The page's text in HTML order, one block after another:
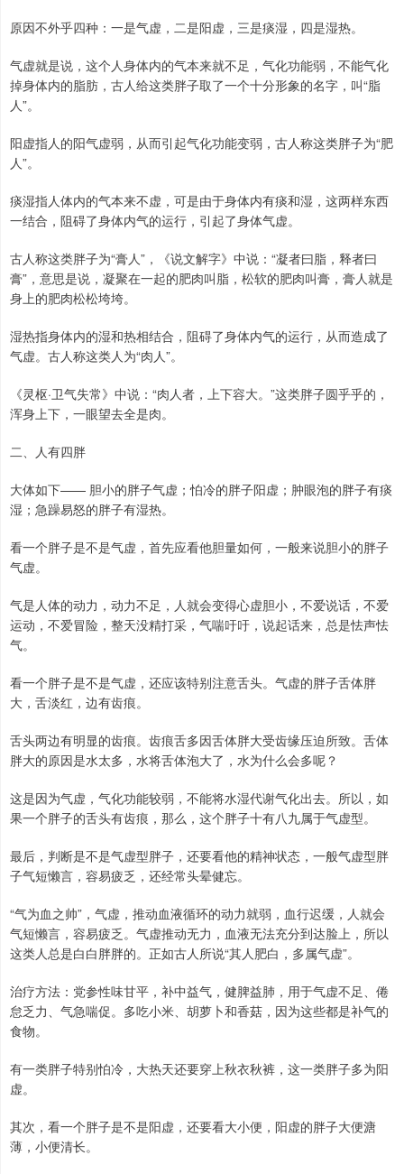
原因不外乎四种：一是气虚，二是阳虚，三是痰湿，四是湿热。
气虚就是说，这个人身体内的气本来就不足，气化功能弱，不能气化
掉身体内的脂肪，古人给这类胖子取了一个十分形象的名字，叫“脂
人”。
阳虚指人的阳气虚弱，从而引起气化功能变弱，古人称这类胖子为“肥
人”。
痰湿指人体内的气本来不虚，可是由于身体内有痰和湿，这两样东西
一结合，阻碍了身体内气的运行，引起了身体气虚。
古人称这类胖子为“膏人”，《说文解字》中说：“凝者曰脂，释者曰
膏”，意思是说，凝聚在一起的肥肉叫脂，松软的肥肉叫膏，膏人就是
身上的肥肉松松垮垮。
湿热指身体内的湿和热相结合，阻碍了身体内气的运行，从而造成了
气虚。古人称这类人为“肉人”。
《灵枢·卫气失常》中说：“肉人者，上下容大。”这类胖子圆乎乎的，
浑身上下，一眼望去全是肉。
二、人有四胖
大体如下—— 胆小的胖子气虚；怕冷的胖子阳虚；肿眼泡的胖子有痰
湿；急躁易怒的胖子有湿热。
看一个胖子是不是气虚，首先应看他胆量如何，一般来说胆小的胖子
气虚。
气是人体的动力，动力不足，人就会变得心虚胆小，不爱说话，不爱
运动，不爱冒险，整天没精打采，气喘吁吁，说起话来，总是怯声怯
气。
看一个胖子是不是气虚，还应该特别注意舌头。气虚的胖子舌体胖
大，舌淡红，边有齿痕。
舌头两边有明显的齿痕。齿痕舌多因舌体胖大受齿缘压迫所致。舌体
胖大的原因是水太多，水将舌体泡大了，水为什么会多呢？
这是因为气虚，气化功能较弱，不能将水湿代谢气化出去。所以，如
果一个胖子的舌头有齿痕，那么，这个胖子十有八九属于气虚型。
最后，判断是不是气虚型胖子，还要看他的精神状态，一般气虚型胖
子气短懒言，容易疲乏，还经常头晕健忘。
“气为血之帅”，气虚，推动血液循环的动力就弱，血行迟缓，人就会
气短懒言，容易疲乏。气虚推动无力，血液无法充分到达脸上，所以
这类人总是白白胖胖的。正如古人所说“其人肥白，多属气虚”。
治疗方法：党参性味甘平，补中益气，健脾益肺，用于气虚不足、倦
怠乏力、气急喘促。多吃小米、胡萝卜和香菇，因为这些都是补气的
食物。
有一类胖子特别怕冷，大热天还要穿上秋衣秋裤，这一类胖子多为阳
虚。
其次，看一个胖子是不是阳虚，还要看大小便，阳虚的胖子大便溏
薄，小便清长。